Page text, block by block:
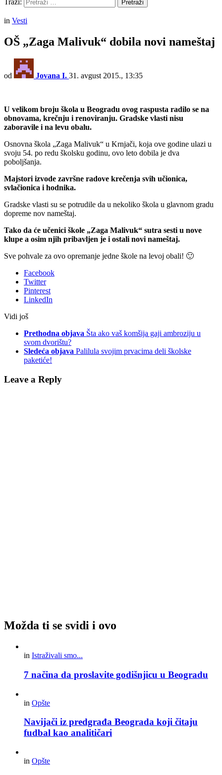
Traži:
Pretraži
in Vesti
OŠ „Zaga Malivuk“ dobila novi nameštaj
od Jovana I. 31. avgust 2015., 13:35
U velikom broju škola u Beogradu ovog raspusta radilo se na
obnovama, krečnju i renoviranju. Gradske vlasti nisu
zaboravile i na levu obalu.
Osnovna škola „Zaga Malivuk“ u Krnjači, koja ove godine ulazi u
svoju 54. po redu školsku godinu, ovo leto dobila je dva
poboljšanja.
Majstori izvode završne radove krečenja svih učionica,
svlačionica i hodnika.
Gradske vlasti su se potrudile da u nekoliko škola u glavnom gradu
dopreme nov nameštaj.
Tako da će učenici škole „Zaga Malivuk“ sutra sesti u nove
klupe a osim njih pribavljen je i ostali novi nameštaj.
Sve pohvale za ovo opremanje jedne škole na levoj obali! 🙂
Facebook
Twitter
Pinterest
LinkedIn
Vidi još
Prethodna objava Šta ako vaš komšija gaji ambroziju u
svom dvorištu?
Sledeća objava Palilula svojim prvacima deli školske
paketiće!
Leave a Reply
Možda ti se svidi i ovo
in Istraživali smo...
7 načina da proslavite godišnjicu u Beogradu
in Opšte
Navijači iz predgrađa Beograda koji čitaju
fudbal kao analitičari
in Opšte